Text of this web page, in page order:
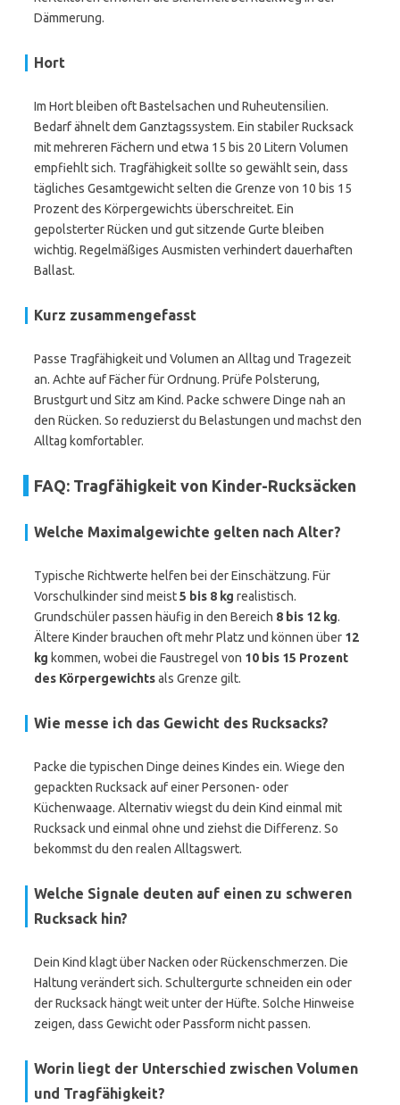
Dämmerung.
Hort
Im Hort bleiben oft Bastelsachen und Ruheutensilien.
Bedarf ähnelt dem Ganztagssystem. Ein stabiler Rucksack
mit mehreren Fächern und etwa 15 bis 20 Litern Volumen
empfiehlt sich. Tragfähigkeit sollte so gewählt sein, dass
tägliches Gesamtgewicht selten die Grenze von 10 bis 15
Prozent des Körpergewichts überschreitet. Ein
gepolsterter Rücken und gut sitzende Gurte bleiben
wichtig. Regelmäßiges Ausmisten verhindert dauerhaften
Ballast.
Kurz zusammengefasst
Passe Tragfähigkeit und Volumen an Alltag und Tragezeit
an. Achte auf Fächer für Ordnung. Prüfe Polsterung,
Brustgurt und Sitz am Kind. Packe schwere Dinge nah an
den Rücken. So reduzierst du Belastungen und machst den
Alltag komfortabler.
FAQ: Tragfähigkeit von Kinder-Rucksäcken
Welche Maximalgewichte gelten nach Alter?
Typische Richtwerte helfen bei der Einschätzung. Für
Vorschulkinder sind meist5 bis 8 kg realistisch.
Grundschüler passen häufig in den Bereich 8 bis 12 kg.
Ältere Kinder brauchen oft mehr Platz und können über 12
kg kommen, wobei die Faustregel von 10 bis 15 Prozent
des Körpergewichtsals Grenze gilt.
Wie messe ich das Gewicht des Rucksacks?
Packe die typischen Dinge deines Kindes ein. Wiege den
gepackten Rucksack auf einer Personen- oder
Küchenwaage. Alternativ wiegst du dein Kind einmal mit
Rucksack und einmal ohne und ziehst die Differenz. So
bekommst du den realen Alltagswert.
Welche Signale deuten auf einen zu schweren
Rucksack hin?
Dein Kind klagt über Nacken oder Rückenschmerzen. Die
Haltung verändert sich. Schultergurte schneiden ein oder
der Rucksack hängt weit unter der Hüfte. Solche Hinweise
zeigen, dass Gewicht oder Passform nicht passen.
Worin liegt der Unterschied zwischen Volumen
und Tragfähigkeit?